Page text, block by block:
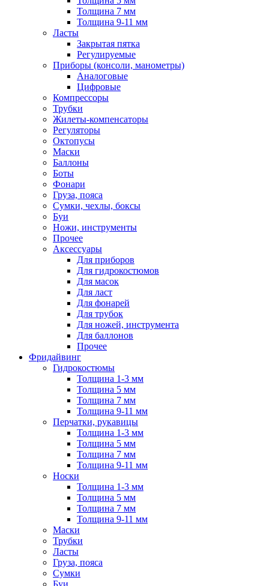
Толщина 7 мм
Толщина 9-11 мм
Ласты
Закрытая пятка
Регулируемые
Приборы (консоли, манометры)
Аналоговые
Цифровые
Компрессоры
Трубки
Жилеты-компенсаторы
Регуляторы
Октопусы
Маски
Баллоны
Боты
Фонари
Груза, пояса
Сумки, чехлы, боксы
Буи
Ножи, инструменты
Прочее
Аксессуары
Для приборов
Для гидрокостюмов
Для масок
Для ласт
Для фонарей
Для трубок
Для ножей, инструмента
Для баллонов
Прочее
Фридайвинг
Гидрокостюмы
Толщина 1-3 мм
Толщина 5 мм
Толщина 7 мм
Толщина 9-11 мм
Перчатки, рукавицы
Толщина 1-3 мм
Толщина 5 мм
Толщина 7 мм
Толщина 9-11 мм
Носки
Толщина 1-3 мм
Толщина 5 мм
Толщина 7 мм
Толщина 9-11 мм
Маски
Трубки
Ласты
Груза, пояса
Сумки
Буи